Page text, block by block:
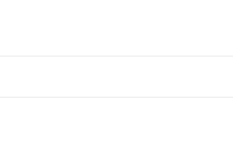
เข้าสู่ระบบ/สมัครสมาชิก